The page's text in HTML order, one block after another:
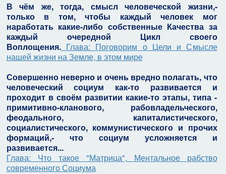
В чём же, тогда, смысл человеческой жизни,-
только в том, чтобы каждый человек мог
наработать какие-либо собственные Качества за
каждый очередной Цикл своего
Воплощения.Глава: Поговорим о Цели и Смысле
нашей жизни на Земле, в этом мире
Совершенно неверно и очень вредно полагать, что
человеческий социум как-то развивается и
проходит в своём развитии какие-то этапы, типа -
примитивно-кланового, рабовладельческого,
феодального, капиталистического,
социалистического, коммунистического и прочих
формаций,- что социум усложняется и
развивается...
Глава: Что такое "Матрица", Ментальное рабство
современного Социума